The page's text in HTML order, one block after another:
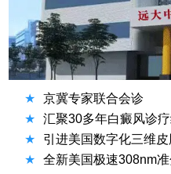
★ 京冀专家联合会诊
★
汇聚30多年白癜风诊
★
引进美国数字化三维
★
全新美国极速308nm